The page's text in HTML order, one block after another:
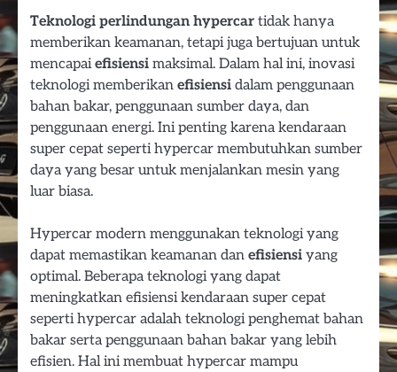
Teknologi perlindungan hypercar tidak hanya
memberikan keamanan, tetapi juga bertujuan untuk
mencapaiefisiensi maksimal. Dalam hal ini, inovasi
teknologi memberikan efisiensi dalam penggunaan
bahan bakar, penggunaan sumber daya, dan
penggunaan energi. Ini penting karena kendaraan
super cepat seperti hypercar membutuhkan sumber
daya yang besar untuk menjalankan mesin yang
luar biasa.
Hypercar modern menggunakan teknologi yang
dapat memastikan keamanan dan efisiensi yang
optimal. Beberapa teknologi yang dapat
meningkatkan efisiensi kendaraan super cepat
seperti hypercar adalah teknologi penghemat bahan
bakar serta penggunaan bahan bakar yang lebih
efisien. Hal ini membuat hypercar mampu